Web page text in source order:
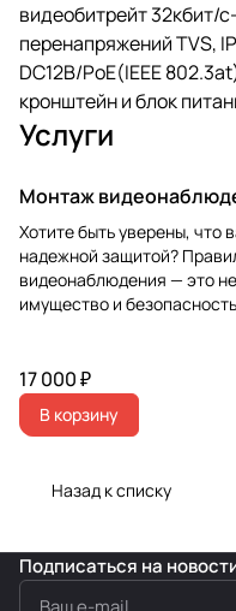
видеобитрейт 32кбит/
перенапряжений TVS,
DC12В/PoE(IEEE
кронштейн и блок
Услуги
Монтаж
Хотите быть уверены, что
надежной защитой?
видеонаблюдения — это
имущество и
17 000 ₽
В корзину
Назад к списку
Подписаться на